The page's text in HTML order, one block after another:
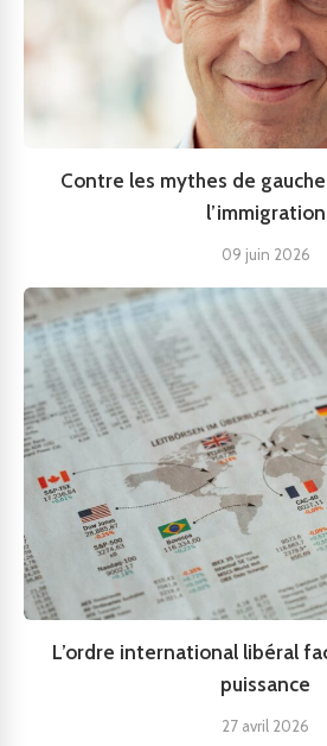
Contre les mythes de
l’immigration
09 juin 2026
L’ordre international libéral
puissance
27 avril 2026